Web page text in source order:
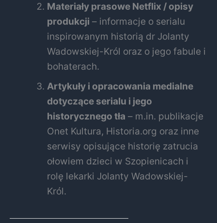
Materiały prasowe Netflix / opisy
produkcji – informacje o serialu
inspirowanym historią dr Jolanty
Wadowskiej-Król oraz o jego fabule i
bohaterach.
Artykuły i opracowania medialne
dotyczące serialu i jego
historycznego tła – m.in. publikacje
Onet Kultura, Historia.org oraz inne
serwisy opisujące historię zatrucia
ołowiem dzieci w Szopienicach i
rolę lekarki Jolanty Wadowskiej-
Król.